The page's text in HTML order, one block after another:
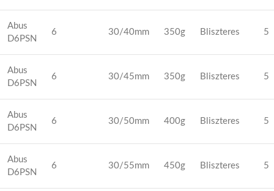
Abus
D6PSN
6 30/40mm 350g Bliszteres 5
Abus
D6PSN
6 30/45mm 350g Bliszteres 5
Abus
D6PSN
6 30/50mm 400g Bliszteres 5
Abus
D6PSN
6 30/55mm 450g Bliszteres 5